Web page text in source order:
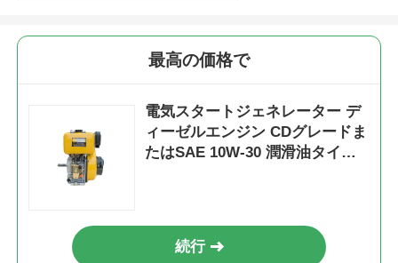
最高の価格で
電気スタートジェネレーター デ
ィーゼルエンジン CDグレードま
たはSAE 10W-30 潤滑油タイプ
続行